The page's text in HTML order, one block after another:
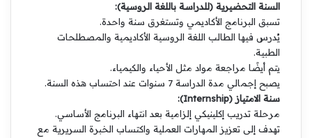
السنة التحضيرية (للدراسة باللغة الروسية):
تسبق البرنامج الأكاديمي وتستغرق سنة واحدة.
يُدرس فيها الطالب اللغة الروسية الأكاديمية والمصطلحات
الطبية.
يتم أيضًا مراجعة مواد مثل الأحياء والكيمياء.
يصبح إجمالي مدة الدراسة 7 سنوات عند احتساب هذه السنة.
سنة الامتياز (Internship):
مرحلة تدريب إكلينيكي إلزامية بعد انتهاء البرنامج الأساسي.
تهدف إلى تعزيز المهارات العملية واكتساب الخبرة السريرية مع